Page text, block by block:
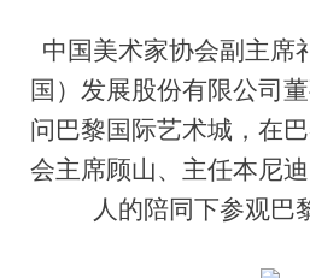
中国美术家协会副主席
国）发展股份有限公司
问巴黎国际艺术城，在
会主席顾山、主任本尼
人的陪同下参观巴